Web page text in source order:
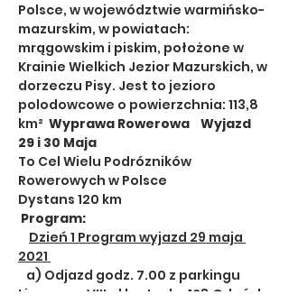
Polsce, w województwie warmińsko-
mazurskim, w powiatach:
mrągowskim i piskim, położone w
Krainie Wielkich Jezior Mazurskich, w
dorzeczu Pisy. Jest to jezioro
polodowcowe o powierzchnia: 113,8
km² Wyprawa Rowerowa    Wyjazd
29 i 30 Maja
To Cel Wielu Podrózników
Rowerowych w Polsce
Dystans 120 km
Program:
Dzień 1 Program wyjazd 29 maja
2021
a) Odjazd godz. 7.00 z parkingu
Liceum nr VIII ul kartuska 128 Gdańsk